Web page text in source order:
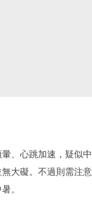
、心跳加速，疑似
大礙。不過則需注
。